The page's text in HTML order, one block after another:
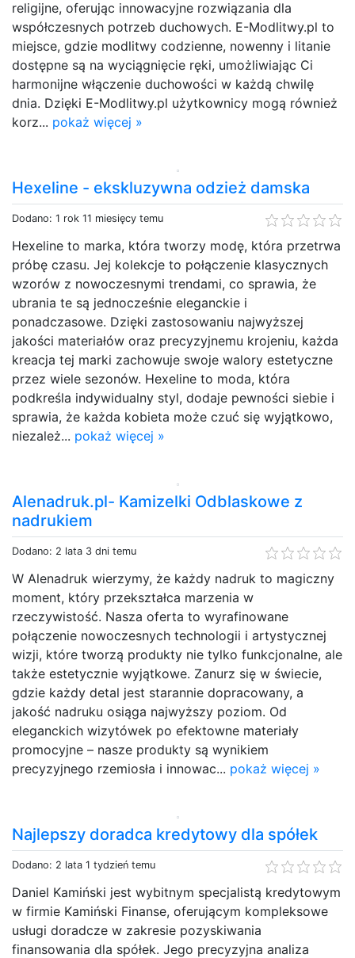
religijne, oferując innowacyjne rozwiązania dla
współczesnych potrzeb duchowych. E-Modlitwy.pl to
miejsce, gdzie modlitwy codzienne, nowenny i litanie
dostępne są na wyciągnięcie ręki, umożliwiając Ci
harmonijne włączenie duchowości w każdą chwilę
dnia. Dzięki E-Modlitwy.pl użytkownicy mogą również
korz... pokaż więcej »
Hexeline - ekskluzywna odzież damska
Dodano: 1 rok 11 miesięcy temu
Hexeline to marka, która tworzy modę, która przetrwa
próbę czasu. Jej kolekcje to połączenie klasycznych
wzorów z nowoczesnymi trendami, co sprawia, że
ubrania te są jednocześnie eleganckie i
ponadczasowe. Dzięki zastosowaniu najwyższej
jakości materiałów oraz precyzyjnemu krojeniu, każda
kreacja tej marki zachowuje swoje walory estetyczne
przez wiele sezonów. Hexeline to moda, która
podkreśla indywidualny styl, dodaje pewności siebie i
sprawia, że każda kobieta może czuć się wyjątkowo,
niezależ... pokaż więcej »
Alenadruk.pl- Kamizelki Odblaskowe z
nadrukiem
Dodano: 2 lata 3 dni temu
W Alenadruk wierzymy, że każdy nadruk to magiczny
moment, który przekształca marzenia w
rzeczywistość. Nasza oferta to wyrafinowane
połączenie nowoczesnych technologii i artystycznej
wizji, które tworzą produkty nie tylko funkcjonalne, ale
także estetycznie wyjątkowe. Zanurz się w świecie,
gdzie każdy detal jest starannie dopracowany, a
jakość nadruku osiąga najwyższy poziom. Od
eleganckich wizytówek po efektowne materiały
promocyjne – nasze produkty są wynikiem
precyzyjnego rzemiosła i innowac... pokaż więcej »
Najlepszy doradca kredytowy dla spółek
Dodano: 2 lata 1 tydzień temu
Daniel Kamiński jest wybitnym specjalistą kredytowym
w firmie Kamiński Finanse, oferującym kompleksowe
usługi doradcze w zakresie pozyskiwania
finansowania dla spółek. Jego precyzyjna analiza